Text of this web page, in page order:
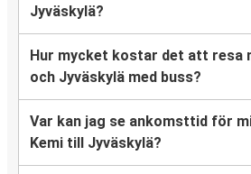
Jyväskylä?
Hur mycket kostar det att resa
och Jyväskylä med buss?
Var kan jag se ankomsttid för
Kemi till Jyväskylä?